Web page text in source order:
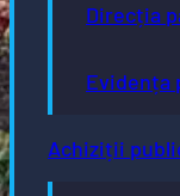
Direcția
Evidența
Achiziții